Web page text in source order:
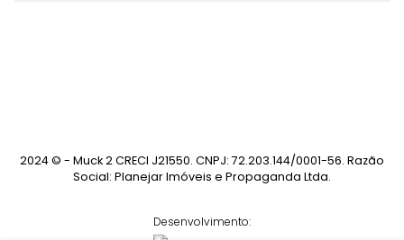
2024 © - Muck 2 CRECI J21550. CNPJ: 72.203.144/0001-56. Razão
Social: Planejar Imóveis e Propaganda Ltda.
Desenvolvimento: